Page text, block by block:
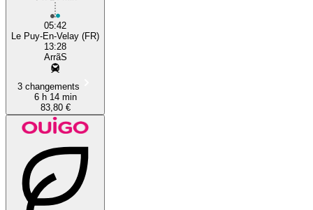
05:42
Le Puy-En-Velay (FR)
13:28
ArrãS
3 changements
6 h 14 min
83,80 €